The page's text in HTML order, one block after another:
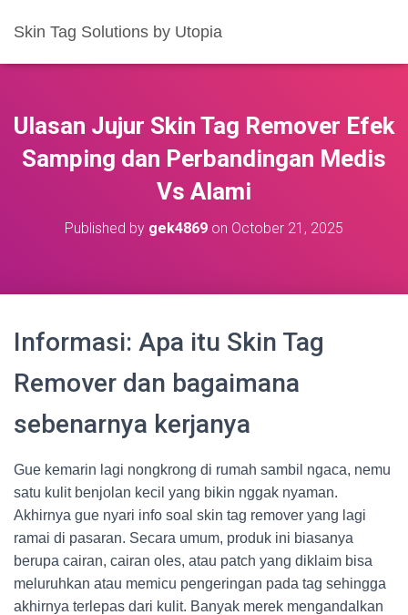
Skin Tag Solutions by Utopia
Ulasan Jujur Skin Tag Remover Efek
Samping dan Perbandingan Medis
Vs Alami
Published by gek4869 on October 21, 2025
Informasi: Apa itu Skin Tag
Remover dan bagaimana
sebenarnya kerjanya
Gue kemarin lagi nongkrong di rumah sambil ngaca, nemu
satu kulit benjolan kecil yang bikin nggak nyaman.
Akhirnya gue nyari info soal skin tag remover yang lagi
ramai di pasaran. Secara umum, produk ini biasanya
berupa cairan, cairan oles, atau patch yang diklaim bisa
meluruhkan atau memicu pengeringan pada tag sehingga
akhirnya terlepas dari kulit. Banyak merek mengandalkan